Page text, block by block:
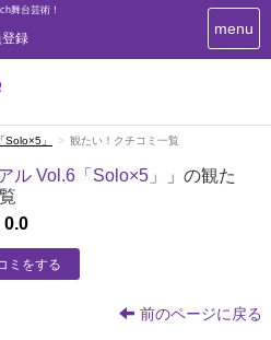
舞台芸術！
録
T
o
a
i
menu
」 観たい！クチコミ一覧
ル Vol.6「Solo×5」
」の観た
0.0
ミをする
前のページに戻る